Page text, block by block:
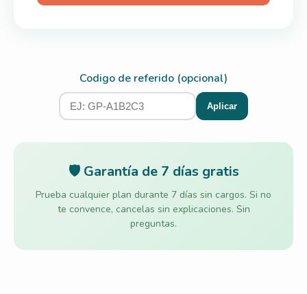
Codigo de referido (opcional)
Aplicar
🛡️ Garantía de 7 días gratis
Prueba cualquier plan durante 7 días sin cargos. Si no
te convence, cancelas sin explicaciones. Sin
preguntas.